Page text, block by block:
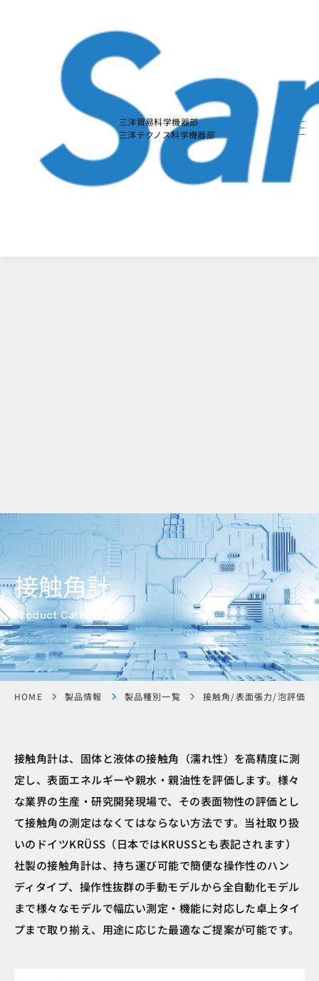
三洋貿易科学機器部
三洋テクノス科学機器部
接触角計
Product Category
HOME 製品情報 製品種別一覧 接触角/表面張力/泡評価/
接触角計は、固体と液体の接触角（濡れ性）を高精度に測
定し、表面エネルギーや親水・親油性を評価します。様々
な業界の生産・研究開発現場で、その表面物性の評価とし
て接触角の測定はなくてはならない方法です。当社取り扱
いのドイツKRÜSS（日本ではKRUSSとも表記されます）
社製の接触角計は、持ち運び可能で簡便な操作性のハン
ディタイプ、操作性抜群の手動モデルから全自動化モデル
まで様々なモデルで幅広い測定・機能に対応した卓上タイ
プまで取り揃え、用途に応じた最適なご提案が可能です。